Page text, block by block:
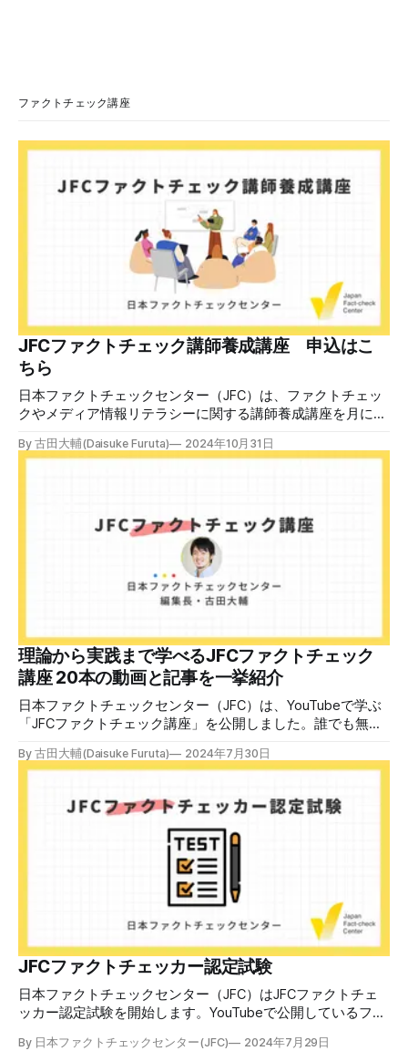
号：MN-2026-●●●」「マイナポータル関連アカウント
のうえで「2026年8月2日（日）23:59までに、ご本人操作か
いうリンクをクリックするよう誘導している。 本文には、
警視庁の住所（東京都千代田区霞が関2-1-1）も書かれてい
ファクトチェック講座
JFCファクトチェック講師養成講座 申込はこ
ちら
日本ファクトチェックセンター（JFC）は、ファクトチェッ
クやメディア情報リテラシーに関する講師養成講座を月に1
認定バッジと教室や職場などで利用可能な教材を提供しま
ファクトチェックセンター（JFC）による講師養成講座で
す。 講師養成講座（オンラインで90分）を受講いただいた
後、修了課題を提出された方には、教室や職場などで利用可
能な教材の提... powered by Peatix : More than a
す。 受講生には教材を提供 デマや不確かな情報が蔓延する
中で、自衛策が求められています。「気をつけて」というだ
けでは、対策になりません。最初から騙されたい人はいませ
ん。誰だって気をつけているのに、誤った情
By 古田大輔(Daisuke Furuta) 2024年10月31日
理論から実践まで学べるJFCファクトチェック
講座 20本の動画と記事を一挙紹介
日本ファクトチェックセンター（JFC）は、YouTubeで学ぶ
「JFCファクトチェック講座」を公開しました。誰でも無料
ファクトチェックやメディアリテラシーの知識を学ぶことが
の日本での影響を調べた2万人調査の紹介や、間違った情報
を信じてしまう背景にある人間のバイアス、大規模に拡散す
るSNSアルゴリズムなどを解説しています。 実践編では、画
像や動画や生成AIなど、偽・誤情報をどのように検証したら
良いかをJFCが検証してきた事例から具体的に学びます。
JFCファクトチェッカー認定試験を開始 2024年7月29日か
ら、これらの内容について習熟度を確認するJFCファクトチ
ェッカー認定試験を開始します。誰でもいつでも受験可能で
す（2024年度中は受験料1000円、2025年度から2000円）。
合格者には様々な技能をデジタル証明するオープンバッジ・
ネットワークを活用して、JFCファクトチェッカーの認定証
を発行します。 JFCファクトチェッカー認定試験
By 古田大輔(Daisuke Furuta) 2024年7月30日
JFCファクトチェッカー認定試験
日本ファクトチェックセンター（JFC）はJFCファクトチェ
ッカー認定試験を開始します。YouTubeで公開しているファ
By 日本ファクトチェックセンター(JFC) 2024年7月29日